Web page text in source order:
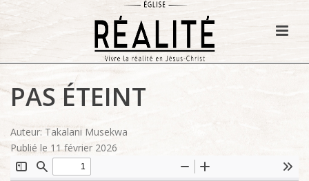
PAS ÉTEINT
Auteur: Takalani Musekwa
Publié le 11 février 2026